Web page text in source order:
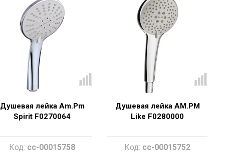
Душевая лейка Am.Pm
Spirit F0270064
Код: cc-00015758
Душевая лейка AM.PM
Like F0280000
Код: cc-00015752